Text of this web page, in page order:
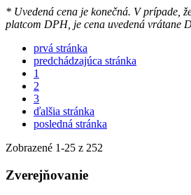
* Uvedená cena je konečná. V prípade,
platcom DPH, je cena uvedená vrátane
prvá stránka
predchádzajúca stránka
1
2
3
ďalšia stránka
posledná stránka
Zobrazené 1-25 z 252
Zverejňovanie